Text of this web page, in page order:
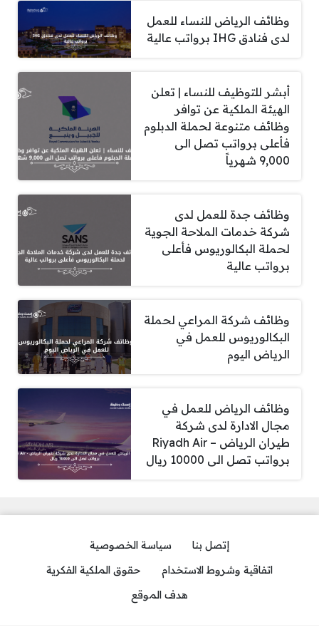
وظائف الرياض للنساء للعمل
لدى فنادق IHG برواتب عالية
أبشر للتوظيف للنساء | تعلن
الهيئة الملكية عن توافر
وظائف متنوعة لحملة الدبلوم
فأعلى برواتب تصل الى
9,000 شهرياً
وظائف جدة للعمل لدى
شركة خدمات الملاحة الجوية
لحملة البكالوريوس فأعلى
برواتب عالية
وظائف شركة المراعي لحملة
البكالوريوس للعمل في
الرياض اليوم
وظائف الرياض للعمل في
مجال الادارة لدى شركة
طيران الرياض – Riyadh Air
برواتب تصل الى 10000 ريال
إتصل بنا
سياسة الخصوصية
اتفاقية وشروط الاستخدام
حقوق الملكية الفكرية
هدف الموقع